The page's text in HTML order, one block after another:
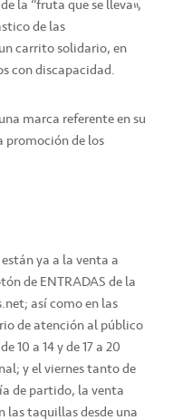
la “fruta que se lleva”,
de las
carrito solidario, en
con discapacidad.
marca referente en su
de los
ya a la venta a
de ENTRADAS de la
así como en las
de atención al público
10 a 14 y de 17 a 20
y el viernes tanto de
de partido, la venta
las taquillas desde una